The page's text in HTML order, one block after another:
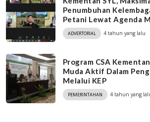
Penumbuhan
Petani Lewat Agenda
ADVERTORIAL 4 tahun yang lalu
Program CSA
Muda Aktif Dalam
Melalui KEP
PEMERINTAHAN 4 tahun yang